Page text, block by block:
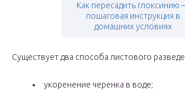
Как пересадить глоксинию
пошаговая инструкция в
домашних условиях
Существует два способа листового
укоренение черенка в воде;